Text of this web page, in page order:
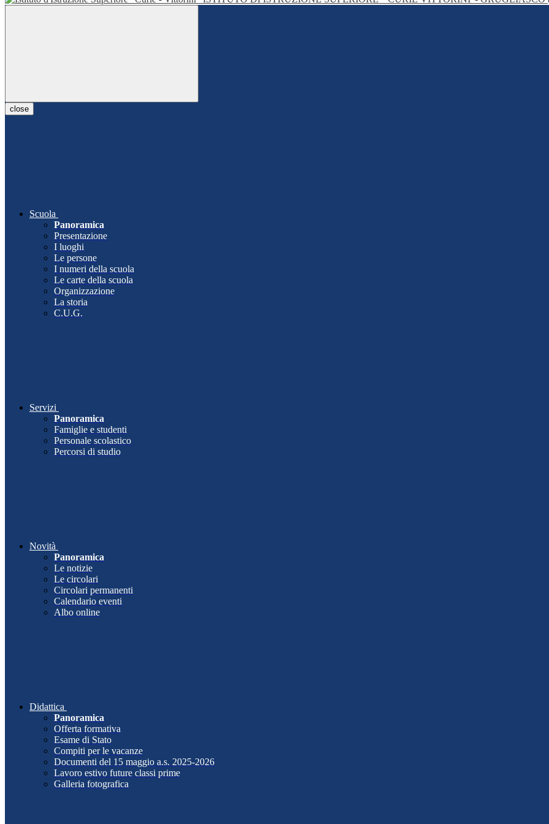
close
Scuola
Panoramica
Presentazione
I luoghi
Le persone
I numeri della scuola
Le carte della scuola
Organizzazione
La storia
C.U.G.
Servizi
Panoramica
Famiglie e studenti
Personale scolastico
Percorsi di studio
Novità
Panoramica
Le notizie
Le circolari
Circolari permanenti
Calendario eventi
Albo online
Didattica
Panoramica
Offerta formativa
Esame di Stato
Compiti per le vacanze
Documenti del 15 maggio a.s. 2025-2026
Lavoro estivo future classi prime
Galleria fotografica